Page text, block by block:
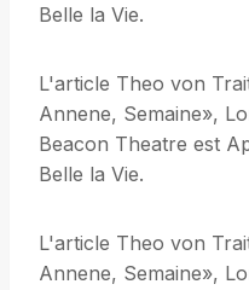
Belle la Vie.
L'article Theo von
Annene, Semaine»,
Beacon Theatre est
Belle la Vie.
L'article Theo von
Annene, Semaine»,